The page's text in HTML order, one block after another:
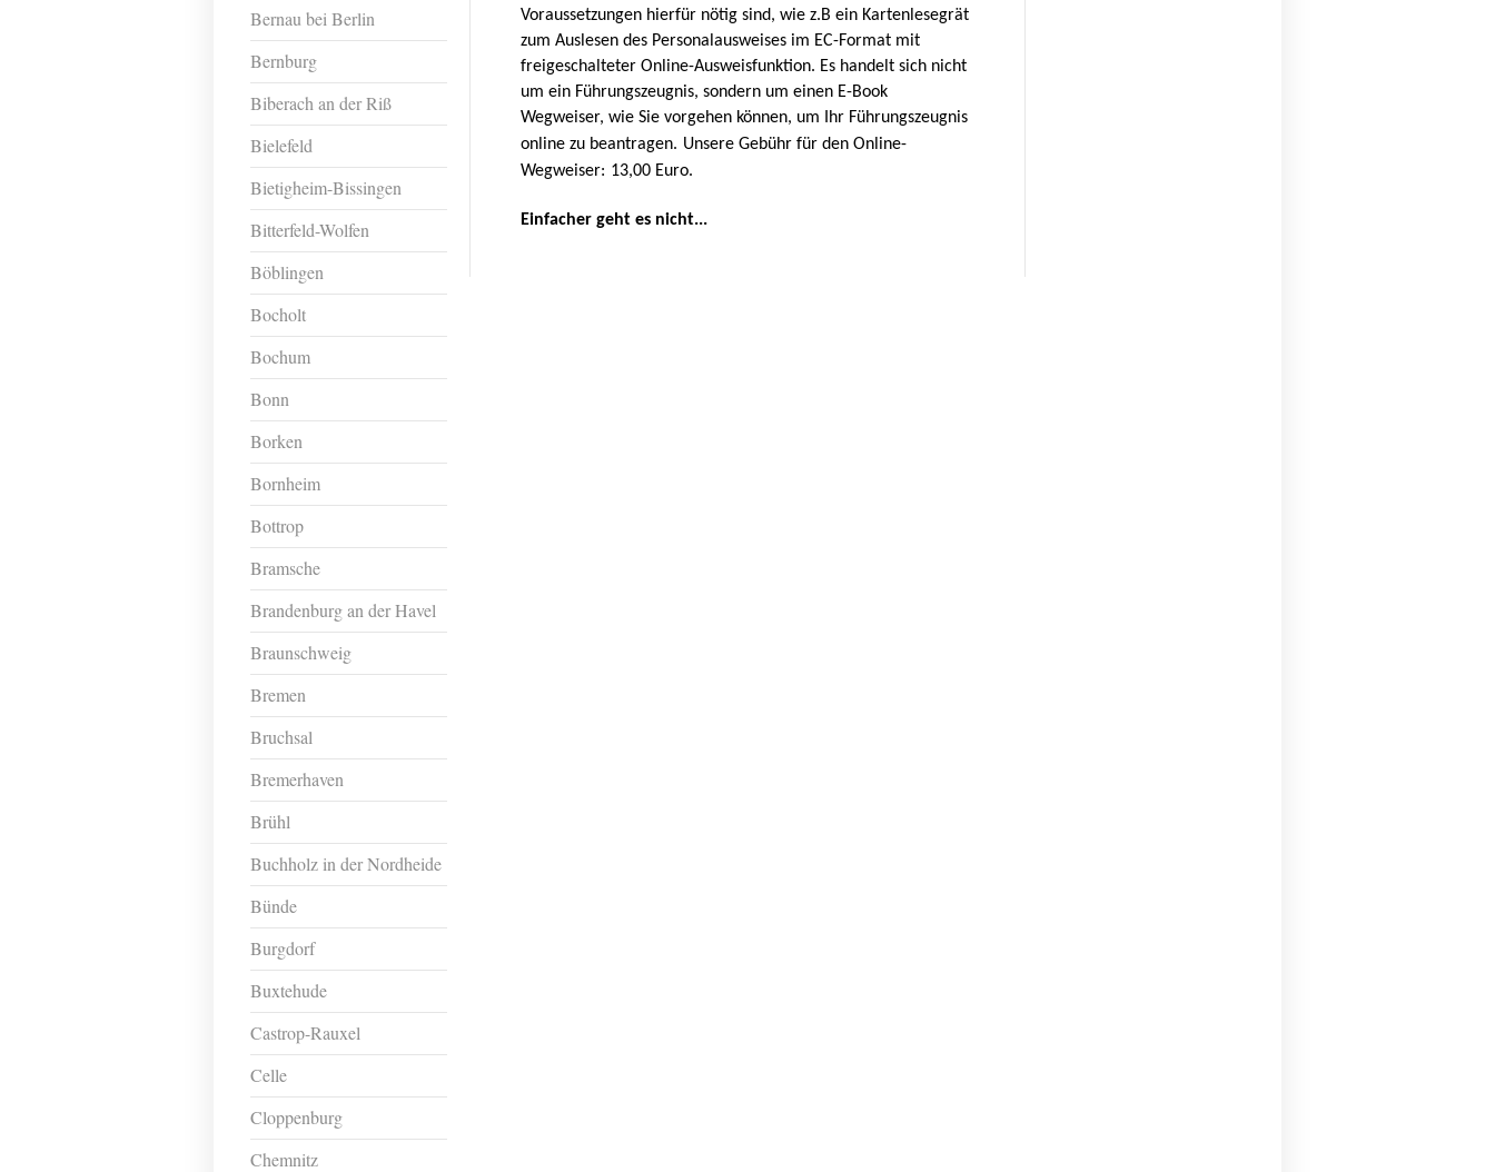
Bernau bei Berlin
Bernburg
Biberach an der Riß
Bielefeld
Bietigheim-Bissingen
Bitterfeld-Wolfen
Böblingen
Bocholt
Bochum
Bonn
Borken
Bornheim
Bottrop
Bramsche
Brandenburg an der Havel
Braunschweig
Bremen
Bruchsal
Bremerhaven
Brühl
Buchholz in der Nordheide
Bünde
Burgdorf
Buxtehude
Castrop-Rauxel
Celle
Cloppenburg
Chemnitz
Voraussetzungen hierfür nötig sind, wie z.B ein Kartenlesegrät
zum Auslesen des Personalausweises im EC-Format mit
freigeschalteter Online-Ausweisfunktion. Es handelt sich nicht
um ein Führungszeugnis, sondern um einen E-Book
Wegweiser, wie Sie vorgehen können, um Ihr Führungszeugnis
online zu beantragen. Unsere Gebühr für den Online-
Wegweiser: 13,00 Euro.
Einfacher geht es nicht...